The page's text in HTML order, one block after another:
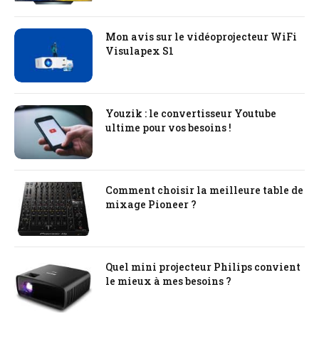
Mon avis sur le vidéoprojecteur WiFi
Visulapex S1
Youzik : le convertisseur Youtube
ultime pour vos besoins !
Comment choisir la meilleure table de
mixage Pioneer ?
Quel mini projecteur Philips convient
le mieux à mes besoins ?